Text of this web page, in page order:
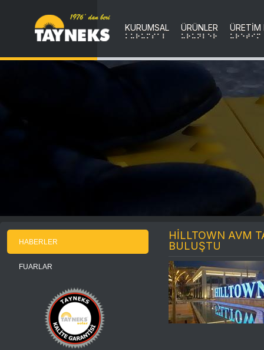
KURUMSAL
KURUMSAL
ÜRÜNLER
uRuNLER
ÜRETİM
uRETIM
HABERLER
FUARLAR
HİLLTOWN AVM
BULUŞTU